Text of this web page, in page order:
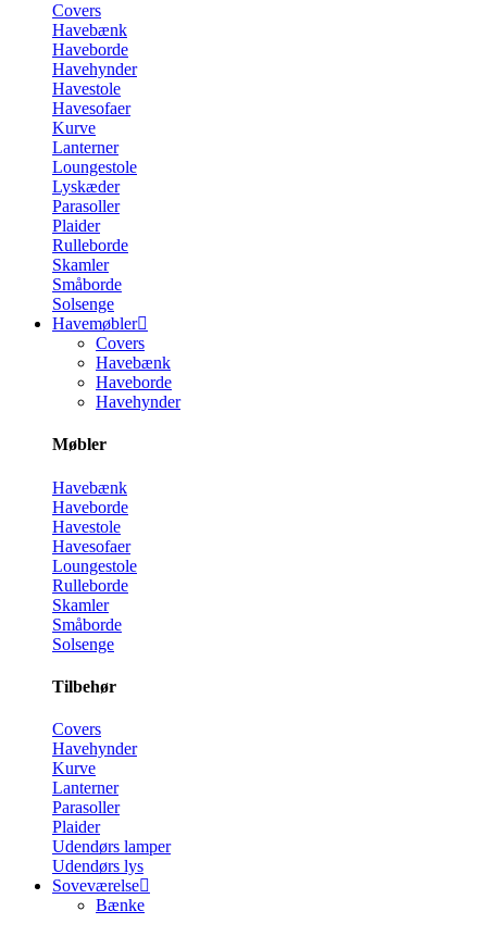
Covers
Havebænk
Haveborde
Havehynder
Havestole
Havesofaer
Kurve
Lanterner
Loungestole
Lyskæder
Parasoller
Plaider
Rulleborde
Skamler
Småborde
Solsenge
Havemøbler
Covers
Havebænk
Haveborde
Havehynder
Møbler
Havebænk
Haveborde
Havestole
Havesofaer
Loungestole
Rulleborde
Skamler
Småborde
Solsenge
Tilbehør
Covers
Havehynder
Kurve
Lanterner
Parasoller
Plaider
Udendørs lamper
Udendørs lys
Soveværelse
Bænke